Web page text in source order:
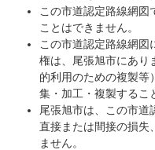
この市道認定路線網図
ことはできません。
この市道認定路線網図
権は、尾張旭市にあり
的利用のための複製等
集・加工・複製するこ
尾張旭市は、この市道
直接または間接の損失
ません。